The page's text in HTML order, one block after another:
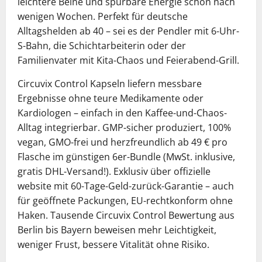
wenigen Wochen. Perfekt für deutsche
Alltagshelden ab 40 – sei es der Pendler mit 6-Uhr-
S-Bahn, die Schichtarbeiterin oder der
Familienvater mit Kita-Chaos und Feierabend-Grill.
Circuvix Control Kapseln liefern messbare
Ergebnisse ohne teure Medikamente oder
Kardiologen – einfach in den Kaffee-und-Chaos-
Alltag integrierbar. GMP-sicher produziert, 100%
vegan, GMO-frei und herzfreundlich ab 49 € pro
Flasche im günstigen 6er-Bundle (MwSt. inklusive,
gratis DHL-Versand!). Exklusiv über offizielle
website mit 60-Tage-Geld-zurück-Garantie – auch
für geöffnete Packungen, EU-rechtkonform ohne
Haken. Tausende Circuvix Control Bewertung aus
Berlin bis Bayern beweisen mehr Leichtigkeit,
weniger Frust, bessere Vitalität ohne Risiko.